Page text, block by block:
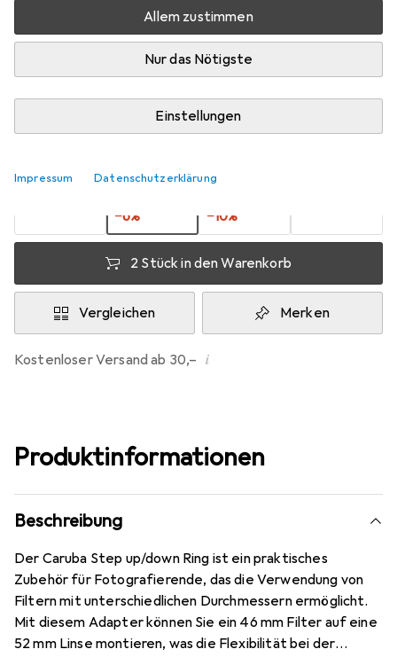
Allem zustimmen
Nur das Nötigste
Einstellungen
Impressum Datenschutzerklärung
Mehr von Caruba
Zwischen Sa, 15.8. und Di, 18.8. geliefert
9 Stück an Lager beim Lieferanten
Lieferort angeben für genaue Lieferzeit
EUR
14,05
EUR
13,22
−6%
EUR
12,63
−10%
2 Stück in den Warenkorb
Vergleichen Merken
Kostenloser Versand ab 30,– i
Produktinformationen
Beschreibung
Der Caruba Step up/down Ring ist ein praktisches
Zubehör für Fotografierende, das die Verwendung von
Filtern mit unterschiedlichen Durchmessern ermöglicht.
Mit diesem Adapter können Sie ein 46 mm Filter auf eine
52 mm Linse montieren, was die Flexibilität bei der